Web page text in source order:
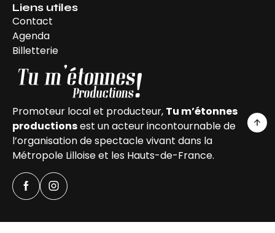
Promoteur local et producteur, Tu m’étonnes
productionsest un acteur incontournable de
l’organisation de spectacle vivant dans la
Métropole Lilloise et les Hauts-de-France.
Liens utiles
Contact
Agenda
Billetterie